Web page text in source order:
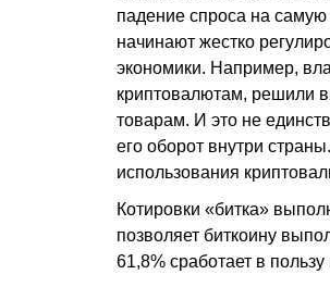
падение спроса на
начинают жестко
экономики. Например,
криптовалютам, решили
товарам. И это не
его оборот внутри
использования
Котировки «битка»
позволяет биткоину
61,8% сработает в